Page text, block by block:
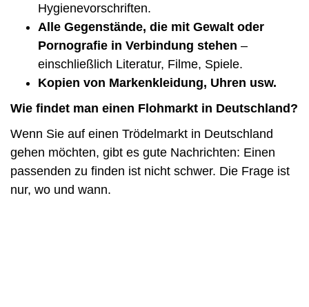
Hygienevorschriften.
Alle Gegenstände, die mit Gewalt oder
Pornografie in Verbindung stehen –
einschließlich Literatur, Filme, Spiele.
Kopien von Markenkleidung, Uhren usw.
Wie findet man einen Flohmarkt in Deutschland?
Wenn Sie auf einen Trödelmarkt in Deutschland
gehen möchten, gibt es gute Nachrichten: Einen
passenden zu finden ist nicht schwer. Die Frage ist
nur, wo und wann.